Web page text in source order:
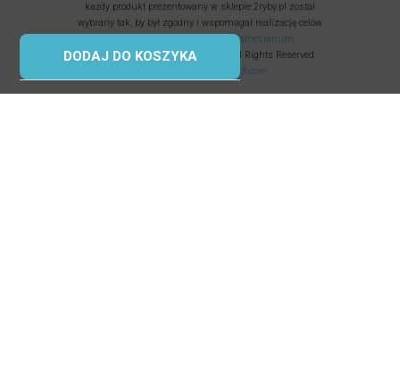
DODAJ DO KOSZYKA
każdy produkt prezentowany w sklepie 2ryby.pl został
wybrany tak, by był zgodny i wspomagał realizację celów
misji Fundacji Mathesianum.
Fundacja Mathesianum © 2025 All Rights Reserved
uptimerobot.com